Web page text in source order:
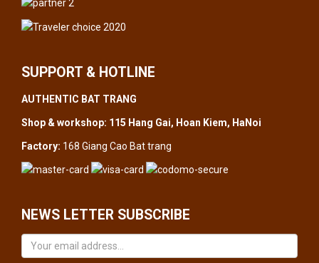
SUPPORT & HOTLINE
AUTHENTIC BAT TRANG
Shop & workshop: 115 Hang Gai, Hoan Kiem, HaNoi
Factory: 168 Giang Cao Bat trang
NEWS LETTER SUBSCRIBE